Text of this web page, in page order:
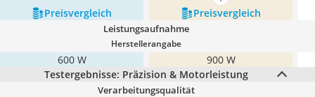
Preis­vergleich
Preis­vergleich
Leistungsaufnahme
Herstellerangabe
600 W
900 W
Testergebnisse: Präzision & Motorleistung
Verarbeitungsqualität